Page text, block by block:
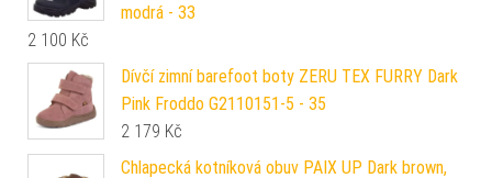
modrá - 33
2 100 Kč
Dívčí zimní barefoot boty ZERU TEX FURRY Dark
Pink Froddo G2110151-5 - 35
2 179 Kč
Chlapecká kotníková obuv PAIX UP Dark brown,